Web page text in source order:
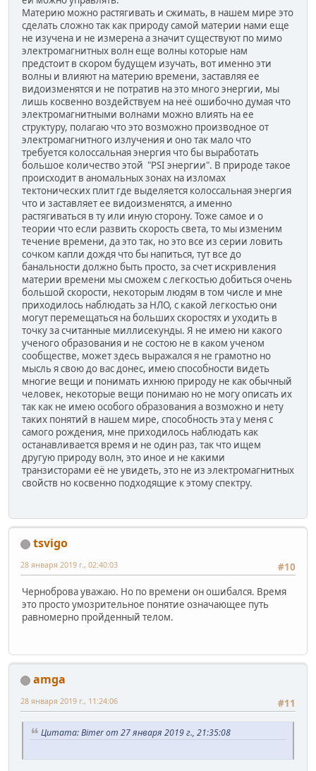
Материю можно растягивать и сжимать, в нашем мире это
сделать сложно так как природу самой материи нами еще
не изучена и не измерена а значит существуют по мимо
электромагнитных волн еще волны которые нам
предстоит в скором будущем изучать, вот именно эти
волны и влияют на материю времени, заставляя ее
видоизменятся и не потратив на это много энергии, мы
лишь косвенно воздействуем на неё ошибочно думая что
электромагнитными волнами можно влиять на ее
структуру, полагаю что это возможно производное от
электромагнитного излучения и оно так мало что
требуется колоссальная энергия что бы выработать
большое количество этой "PSI энергии". В природе такое
происходит в аномальных зонах на изломах
тектонических плит где выделяется колоссальная энергия
что и заставляет ее видоизменятся, а именно
растягиваться в ту или иную сторону. Тоже самое и о
теории что если развить скорость света, то мы изменим
течение времени, да это так, но это все из серии ловить
сочком капли дождя что бы напиться, тут все до
банальности должно быть просто, за счет искривления
материи времени мы сможем с легкостью добиться очень
большой скорости, некоторым людям в том числе и мне
приходилось наблюдать за НЛО, с какой легкостью они
могут перемещаться на больших скоростях и уходить в
точку за считанные миллисекунды. Я не имею ни какого
ученого образования и не состою не в каком ученом
сообществе, может здесь выражался я не грамотно но
мысль я свою до вас донес, имею способности видеть
многие вещи и понимать ихнюю природу не как обычный
человек, некоторые вещи понимаю но не могу описать их
так как не имею особого образования а возможно и нету
таких понятий в нашем мире, способность эта у меня с
самого рождения, мне приходилось наблюдать как
останавливается время и не один раз, так что ищем
другую природу волн, это иное и не какими
транзисторами её не увидеть, это не из электромагнитных
свойств но косвенно подходящие к этому спектру.
tsvigo
#10
28 января 2019 г., 02:40:03
Черноброва уважаю. Но по времени он ошибался. Время
это просто умозрительное понятие означающее путь
равномерно пройденный телом.
amga
#11
28 января 2019 г., 11:24:06
Цитата: Bimer от 27 января 2019 г., 21:35:08